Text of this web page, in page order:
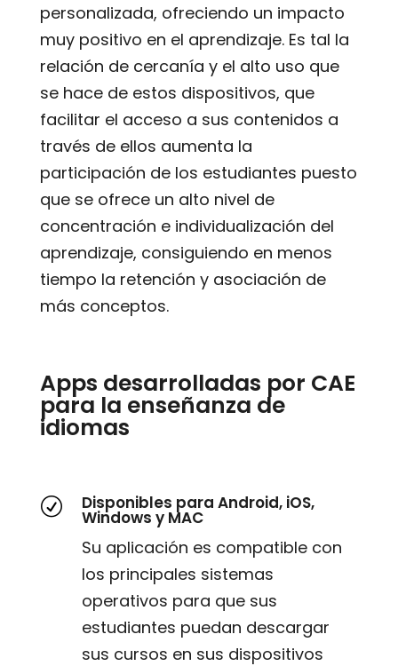
personalizada, ofreciendo un impacto
muy positivo en el aprendizaje. Es tal la
relación de cercanía y el alto uso que
se hace de estos dispositivos, que
facilitar el acceso a sus contenidos a
través de ellos aumenta la
participación de los estudiantes puesto
que se ofrece un alto nivel de
concentración e individualización del
aprendizaje, consiguiendo en menos
tiempo la retención y asociación de
más conceptos.
Apps desarrolladas por CAE
para la enseñanza de
idiomas
R Disponibles para Android, iOS,
Windows y MAC
Su aplicación es compatible con
los principales sistemas
operativos para que sus
estudiantes puedan descargar
sus cursos en sus dispositivos